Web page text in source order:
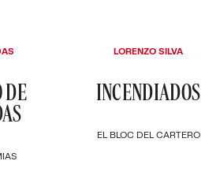
DE
EL BLOC DEL CARTERO
INCENDIADOS
LORENZO SILVA